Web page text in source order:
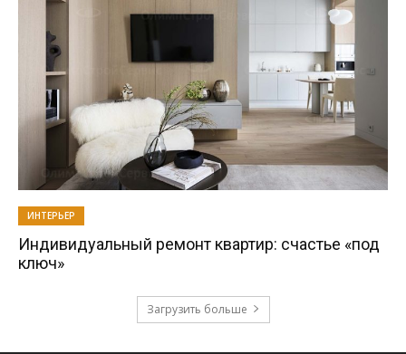
ИНТЕРЬЕР
Индивидуальный ремонт квартир: счастье «под
ключ»
Загрузить больше